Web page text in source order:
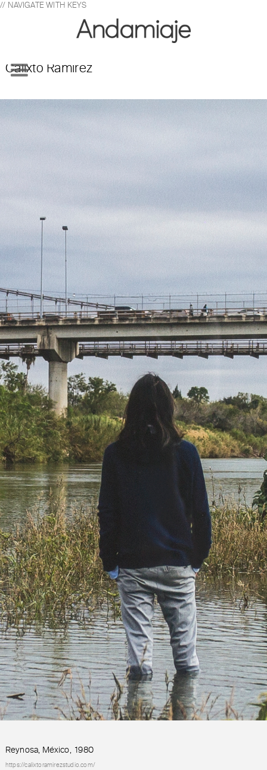
// NAVIGATE WITH KEYS
Calixto Ramírez
Reynosa, México,1980
https://calixtoramirezstudio.com/